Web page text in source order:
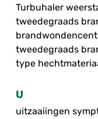
Turbuhaler
tweedegraads
tweedegraads
type
U
uitzaaiingen